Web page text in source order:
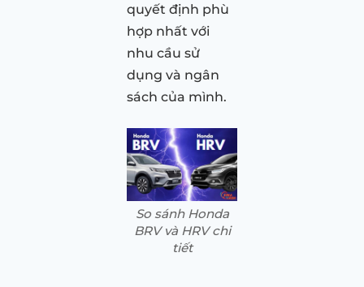
quyết định phù
hợp nhất với
nhu cầu sử
dụng và ngân
sách của mình.
So sánh Honda
BRV và HRV chi
tiết